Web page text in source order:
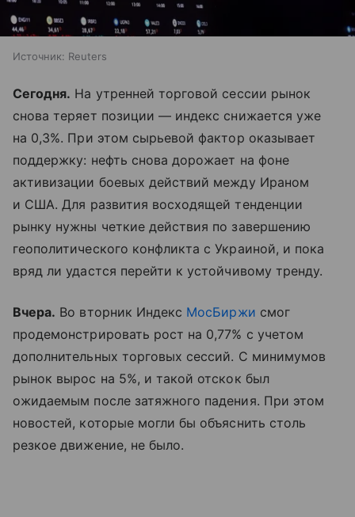
Источник: Reuters
Сегодня. На утренней торговой сессии рынок
снова теряет позиции — индекс снижается уже
на 0,3%. При этом сырьевой фактор оказывает
поддержку: нефть снова дорожает на фоне
активизации боевых действий между Ираном
и США. Для развития восходящей тенденции
рынку нужны четкие действия по завершению
геополитического конфликта с Украиной, и пока
вряд ли удастся перейти к устойчивому тренду.
Вчера. Во вторник Индекс МосБиржи смог
продемонстрировать рост на 0,77% с учетом
дополнительных торговых сессий. С минимумов
рынок вырос на 5%, и такой отскок был
ожидаемым после затяжного падения. При этом
новостей, которые могли бы объяснить столь
резкое движение, не было.